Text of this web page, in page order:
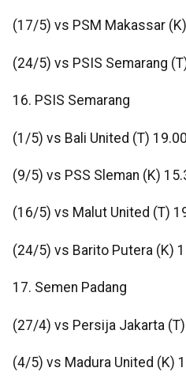
(17/5) vs PSM Makassar
(24/5) vs PSIS Semarang
16. PSIS Semarang
(1/5) vs Bali United (T)
(9/5) vs PSS Sleman (K)
(16/5) vs Malut United (T)
(24/5) vs Barito Putera (K)
17. Semen Padang
(27/4) vs Persija Jakarta
(4/5) vs Madura United (K)